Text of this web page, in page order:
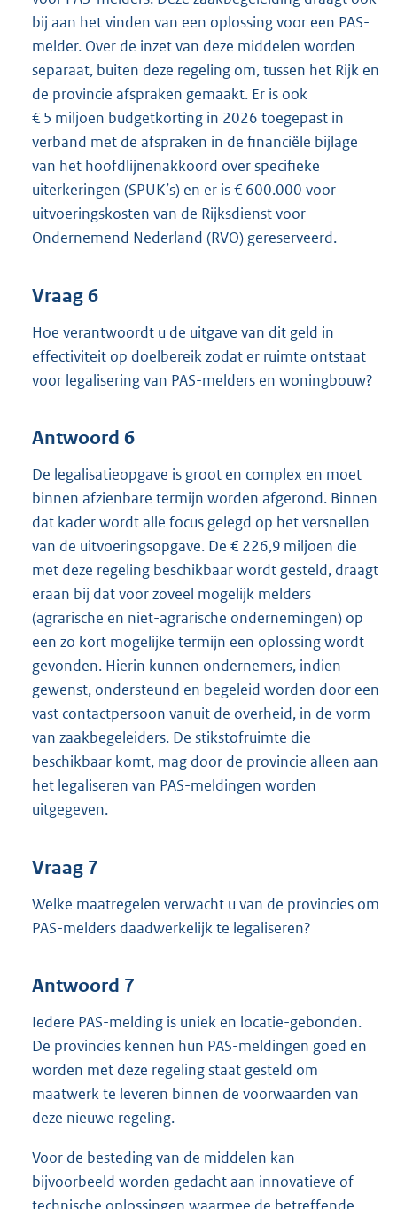
bij aan het vinden van een oplossing voor een PAS-
melder. Over de inzet van deze middelen worden
separaat, buiten deze regeling om, tussen het Rijk en
de provincie afspraken gemaakt. Er is ook
€ 5 miljoen budgetkorting in 2026 toegepast in
verband met de afspraken in de financiële bijlage
van het hoofdlijnenakkoord over specifieke
uiterkeringen (SPUK’s) en er is € 600.000 voor
uitvoeringskosten van de Rijksdienst voor
Ondernemend Nederland (RVO) gereserveerd.
Vraag 6
Hoe verantwoordt u de uitgave van dit geld in
effectiviteit op doelbereik zodat er ruimte ontstaat
voor legalisering van PAS-melders en woningbouw?
Antwoord 6
De legalisatieopgave is groot en complex en moet
binnen afzienbare termijn worden afgerond. Binnen
dat kader wordt alle focus gelegd op het versnellen
van de uitvoeringsopgave. De € 226,9 miljoen die
met deze regeling beschikbaar wordt gesteld, draagt
eraan bij dat voor zoveel mogelijk melders
(agrarische en niet-agrarische ondernemingen) op
een zo kort mogelijke termijn een oplossing wordt
gevonden. Hierin kunnen ondernemers, indien
gewenst, ondersteund en begeleid worden door een
vast contactpersoon vanuit de overheid, in de vorm
van zaakbegeleiders. De stikstofruimte die
beschikbaar komt, mag door de provincie alleen aan
het legaliseren van PAS-meldingen worden
uitgegeven.
Vraag 7
Welke maatregelen verwacht u van de provincies om
PAS-melders daadwerkelijk te legaliseren?
Antwoord 7
Iedere PAS-melding is uniek en locatie-gebonden.
De provincies kennen hun PAS-meldingen goed en
worden met deze regeling staat gesteld om
maatwerk te leveren binnen de voorwaarden van
deze nieuwe regeling.
Voor de besteding van de middelen kan
bijvoorbeeld worden gedacht aan innovatieve of